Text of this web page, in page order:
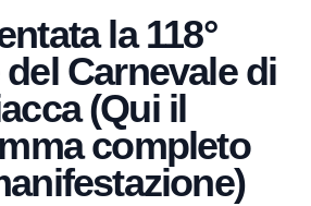
la 118°
Carnevale di
(Qui il
completo